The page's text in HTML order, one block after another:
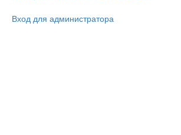
Вход для администратора